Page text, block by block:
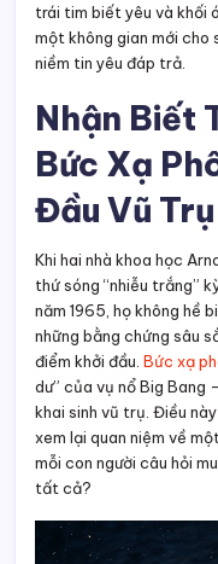
trái tim biết yêu và khối
một không gian mới cho
niềm tin yêu đáp trả.
Nhận Biết
Bức Xạ
Đầu Vũ Trụ
Khi hai nhà khoa học
thứ sóng “nhiễu trắng”
năm 1965, họ không hề
những bằng chứng sâu
điểm khởi đầu. Bức xạ
dư” của vụ nổ Big Bang
khai sinh vũ trụ. Điều
xem lại quan niệm về
mỗi con người câu hỏi
tất cả?